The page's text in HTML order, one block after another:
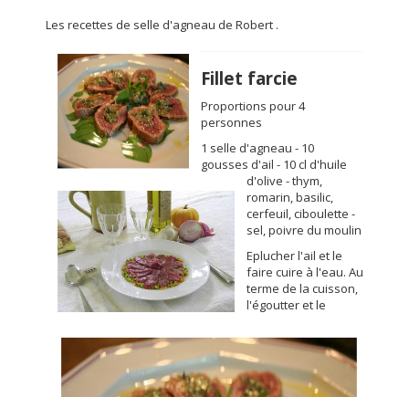
Les recettes de selle d'agneau de Robert .
Fillet farcie
Proportions pour 4
personnes
1 selle d'agneau - 10
gousses d'ail - 10 cl d'huile
d'olive - thym,
romarin, basilic,
cerfeuil, ciboulette -
sel, poivre du moulin
Eplucher l'ail et le
faire cuire à l'eau. Au
terme de la cuisson,
l'égoutter et le